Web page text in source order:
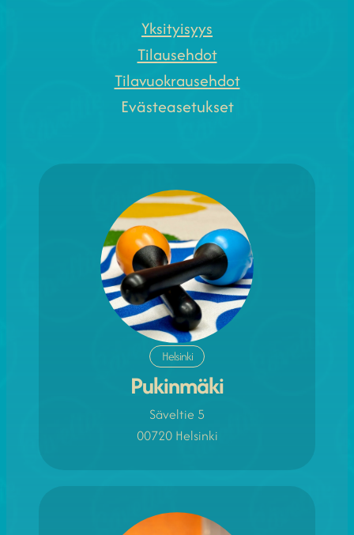
Yksityisyys
Tilausehdot
Tilavuokrausehdot
Evästeasetukset
Helsinki
Pukinmäki
Säveltie 5
00720 Helsinki